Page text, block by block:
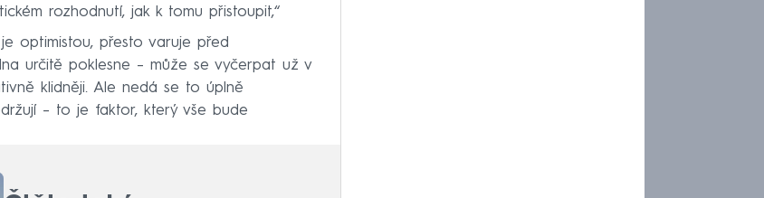
rozhodnutí, jak k tomu přistoupit,“
optimistou, přesto varuje před
určitě poklesne – může se vyčerpat už v
klidněji. Ale nedá se to úplně
– to je faktor, který vše bude